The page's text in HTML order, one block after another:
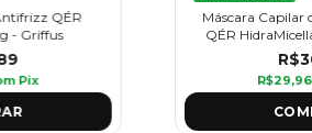
QÉR
- Griffus
Pix
Máscara Capilar
QÉR